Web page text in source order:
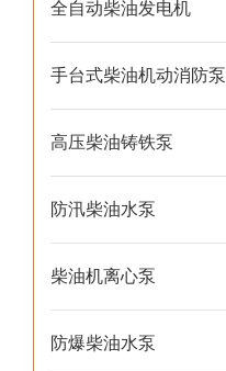
全自动柴油发电机
手台式柴油机动消防泵
高压柴油铸铁泵
防汛柴油水泵
柴油机离心泵
防爆柴油水泵